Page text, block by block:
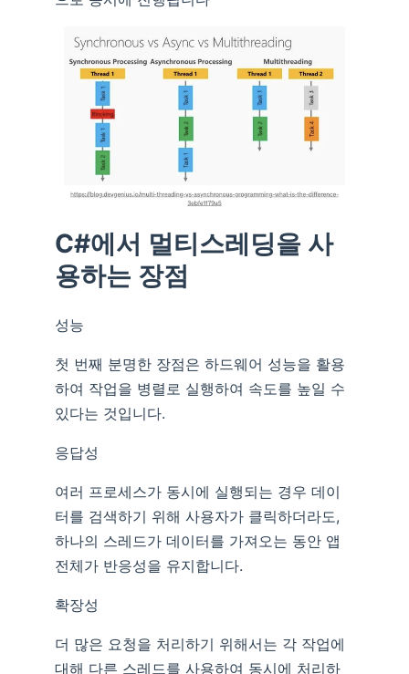
C#에서 멀티스레딩을 사
용하는 장점
성능
첫 번째 분명한 장점은 하드웨어 성능을 활용
하여 작업을 병렬로 실행하여 속도를 높일 수
있다는 것입니다.
응답성
여러 프로세스가 동시에 실행되는 경우 데이
터를 검색하기 위해 사용자가 클릭하더라도,
하나의 스레드가 데이터를 가져오는 동안 앱
전체가 반응성을 유지합니다.
확장성
더 많은 요청을 처리하기 위해서는 각 작업에
대해 다른 스레드를 사용하여 동시에 처리하